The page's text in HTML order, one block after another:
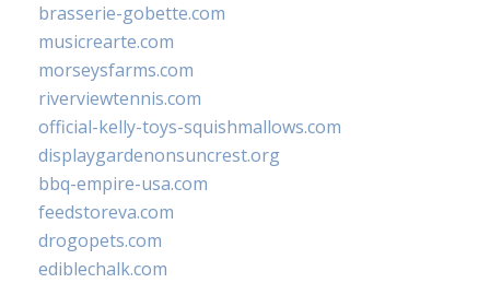
brasserie-gobette.com
musicrearte.com
morseysfarms.com
riverviewtennis.com
official-kelly-toys-squishmallows.com
displaygardenonsuncrest.org
bbq-empire-usa.com
feedstoreva.com
drogopets.com
ediblechalk.com